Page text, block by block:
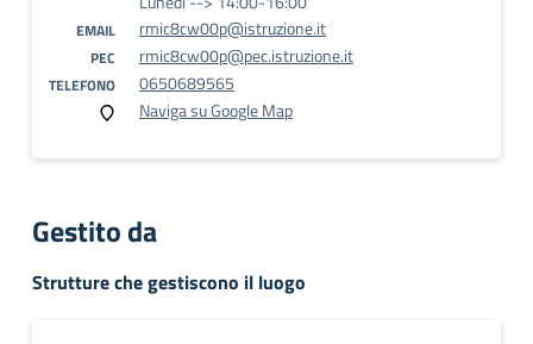
EMAIL rmic8cw00p@istruzione.it
PEC rmic8cw00p@pec.istruzione.it
TELEFONO
0650689565
Naviga su Google Map
Gestito da
Strutture che gestiscono il luogo